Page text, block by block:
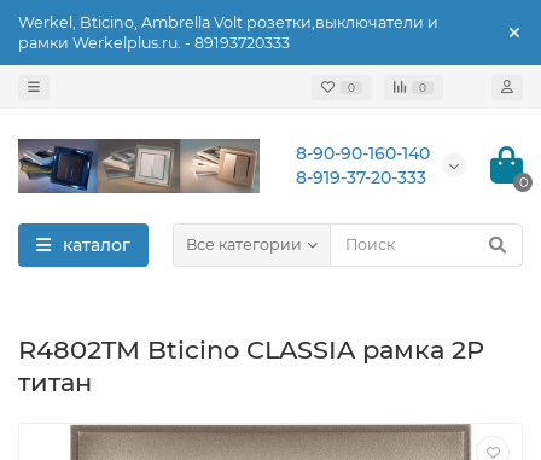
Werkel, Bticino, Ambrella Volt розетки,выключатели и
рамки Werkelplus.ru. - 89193720333
0 0
8-90-90-160-140
8-919-37-20-333
0
каталог Все категории
R4802TM Bticino CLASSIA рамка 2P
титан